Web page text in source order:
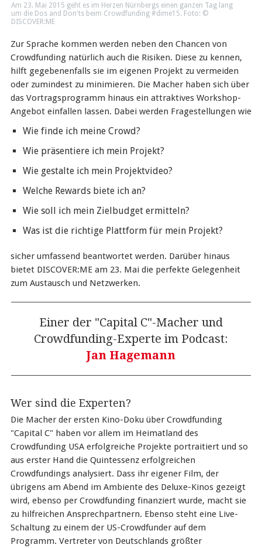
Am 23. Mai 2015 geht es im Herzen Nürnbergs einen ganzen Tag lang
um die Dos and Don'ts beim Crowdfunding #dime15. Foto: ©
DISCOVER:ME
Zur Sprache kommen werden neben den Chancen von
Crowdfunding natürlich auch die Risiken. Diese zu kennen,
hilft gegebenenfalls sie im eigenen Projekt zu vermeiden
oder zumindest zu minimieren. Die Macher haben sich über
das Vortragsprogramm hinaus ein attraktives Workshop-
Angebot einfallen lassen. Dabei werden Fragestellungen wie
Wie finde ich meine Crowd?
Wie präsentiere ich mein Projekt?
Wie gestalte ich mein Projektvideo?
Welche Rewards biete ich an?
Wie soll ich mein Zielbudget ermitteln?
Was ist die richtige Plattform für mein Projekt?
sicher umfassend beantwortet werden. Darüber hinaus
bietet DISCOVER:ME am 23. Mai die perfekte Gelegenheit
zum Austausch und Netzwerken.
Einer der "Capital C"-Macher und
Crowdfunding-Experte im Podcast:
Jan Hagemann
Wer sind die Experten?
Die Macher der ersten Kino-Doku über Crowdfunding
"Capital C" haben vor allem im Heimatland des
Crowdfunding USA erfolgreiche Projekte portraitiert und so
aus erster Hand die Quintessenz erfolgreichen
Crowdfundings analysiert. Dass ihr eigener Film, der
übrigens am Abend im Ambiente des Deluxe-Kinos gezeigt
wird, ebenso per Crowdfunding finanziert wurde, macht sie
zu hilfreichen Ansprechpartnern. Ebenso steht eine Live-
Schaltung zu einem der US-Crowdfunder auf dem
Programm. Vertreter von Deutschlands größter